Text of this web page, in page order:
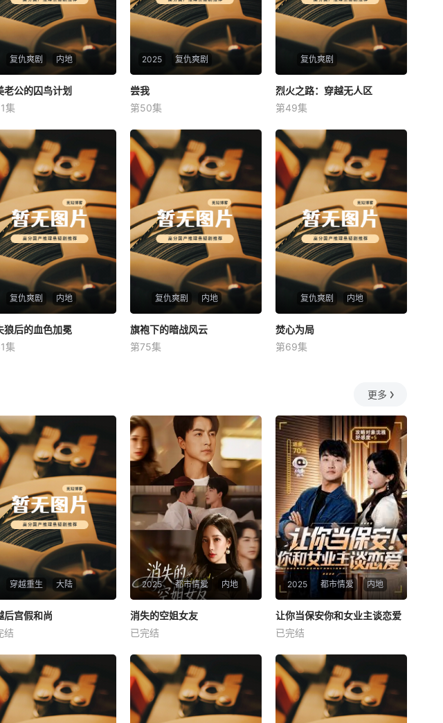
复仇爽剧 内地
美老公的囚鸟计划
知
老公的囚鸟计划
集
2025 复仇爽剧
尝我
未知
尝我
第50集
复仇爽剧
烈火之路：穿越无人区
未知
烈火之路：穿越无人区
第49集
复仇爽剧 内地
失狼后的血色加冕
知
狼后的血色加冕
集
复仇爽剧 内地
旗袍下的暗战风云
未知
旗袍下的暗战风云
第75集
复仇爽剧 内地
焚心为局
未知
焚心为局
第69集
更多
穿越重生 大陆
越后宫假和尚
知
后宫假和尚
结
2025 都市情爱 内地
消失的空姐女友
未知
消失的空姐女友
已完结
2025 都市情爱 内地
未知
让你当保安你和女业主谈恋爱
已完结